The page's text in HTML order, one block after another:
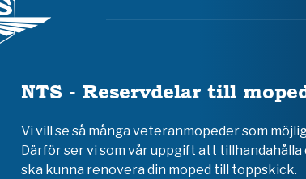
NTS - Reservdelar till
Vi vill se så många veteranmopeder som
Därför ser vi som vår uppgift att
ska kunna renovera din moped till toppskick.